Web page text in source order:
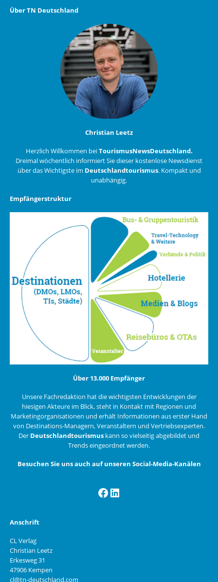
Über TN Deutschland
Christian Leetz
Herzlich Willkommen beiTourismusNewsDeutschland.
Dreimal wöchentlich informiert Sie dieser kostenlose Newsdienst
über das Wichtigste im Deutschlandtourismus. Kompakt und
unabhängig.
Empfängerstruktur
Über 13.000 Empfänger
Unsere Fachredaktion hat die wichtigsten Entwicklungen der
hiesigen Akteure im Blick, steht in Kontakt mit Regionen und
Marketingorganisationen und erhält Informationen aus erster Hand
von Destinations-Managern, Veranstaltern und Vertriebsexperten.
Der Deutschlandtourismus kann so vielseitig abgebildet und
Trends eingeordnet werden.
Besuchen Sie uns auch auf unseren Social-Media-Kanälen
Facebook
LinkedIn
Anschrift
CL Verlag
Christian Leetz
Erkesweg 31
47906 Kempen
cl@tn-deutschland.com